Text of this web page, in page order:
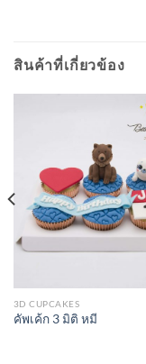
สินค้าที่เกี่ยวข้อง
3D CUPCAKES
คัพเค้ก 3 มิติ หมี